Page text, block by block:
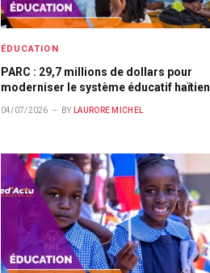
ÉDUCATION
PARC : 29,7 millions de dollars pour
moderniser le système éducatif haïtien
04/07/2026 BY LAURORE MICHEL